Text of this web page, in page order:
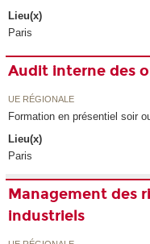
Lieu(x)
Paris
Audit interne des
UE RÉGIONALE
Formation en présentiel soir
Lieu(x)
Paris
Management des
industriels